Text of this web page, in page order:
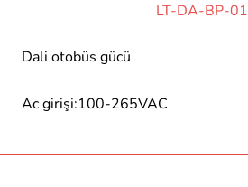
LT-DA-BP-01
Dali otobüs gücü
Ac girişi:100-265VAC